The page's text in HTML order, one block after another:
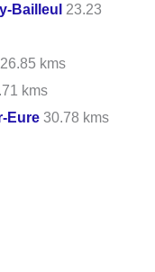
Bailleul 23.23
26.85 kms
kms
Eure 30.78 kms